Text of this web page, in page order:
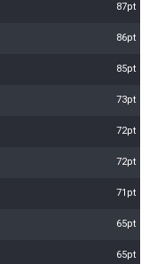
87pt
86pt
85pt
73pt
72pt
72pt
71pt
65pt
65pt